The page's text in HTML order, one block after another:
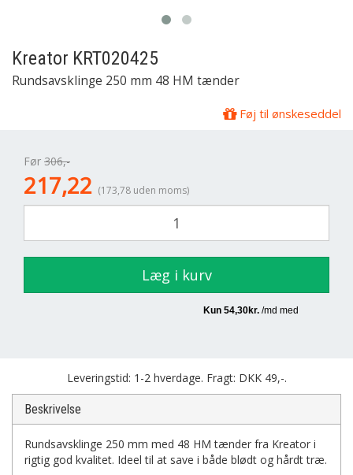
Kreator KRT020425
Rundsavsklinge 250 mm 48 HM tænder
Føj til ønskeseddel
Før 306,-
217,22 (173,78 uden moms)
Læg i kurv
Leveringstid: 1-2 hverdage. Fragt: DKK 49,-.
Beskrivelse
Rundsavsklinge 250 mm med 48 HM tænder fra Kreator i
rigtig god kvalitet. Ideel til at save i både blødt og hårdt træ.